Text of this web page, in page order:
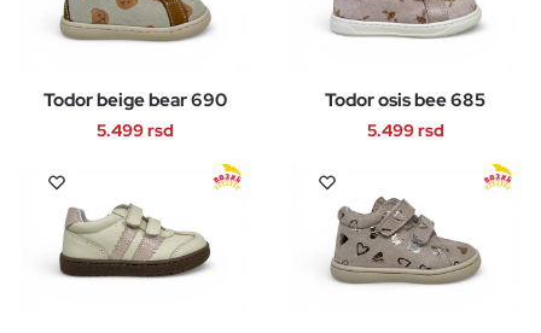
više
varijanti.
mogu
biti
stranici
proizvoda.
više
varijanti.
mogu
biti
stranici
proizvoda.
Todor beige bear 690
5.499rsd
proizvod
ima
više
Todor osis bee 685
5.499rsd
proizvod
ima
više
varijanti.